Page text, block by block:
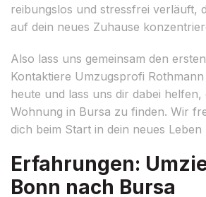
reibungslos und stressfrei verläuft,
auf dein neues Zuhause
Also lass uns gemeinsam den
Kontaktiere Umzugsprofi
heute und lass uns dir dabei helfen,
Wohnung in Bursa zu finden. Wir
dich beim Start in dein neues
Erfahrungen:
Bonn nach Bursa